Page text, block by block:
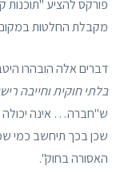
פורקס להציע
מקבלת החלטות במקום
דברים אלה הובהרו
בלתי חוקית וחייבה
ש"חברה… אינה יכולה
שכן בכך תיחשב כמי
האסורה בחוק".